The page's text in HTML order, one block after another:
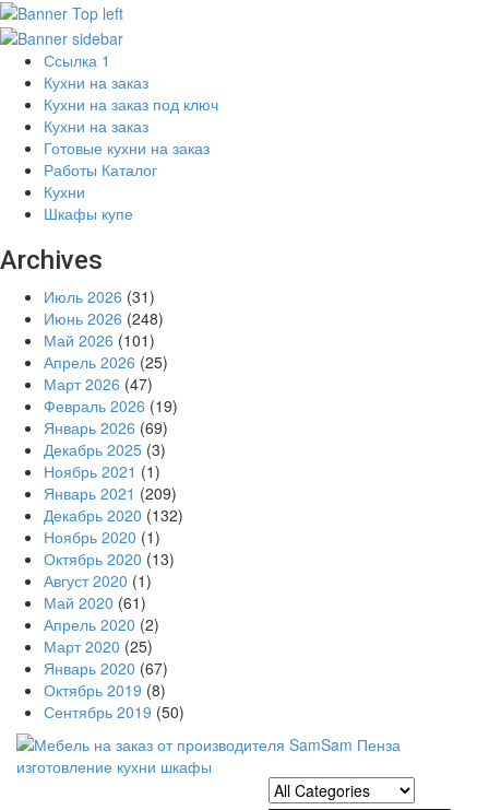
Ссылка 1
Кухни на заказ
Кухни на заказ под ключ
Кухни на заказ
Готовые кухни на заказ
Работы Каталог
Кухни
Шкафы купе
Archives
Июль 2026 (31)
Июнь 2026 (248)
Май 2026 (101)
Апрель 2026 (25)
Март 2026 (47)
Февраль 2026 (19)
Январь 2026 (69)
Декабрь 2025 (3)
Ноябрь 2021 (1)
Январь 2021 (209)
Декабрь 2020 (132)
Ноябрь 2020 (1)
Октябрь 2020 (13)
Август 2020 (1)
Май 2020 (61)
Апрель 2020 (2)
Март 2020 (25)
Январь 2020 (67)
Октябрь 2019 (8)
Сентябрь 2019 (50)